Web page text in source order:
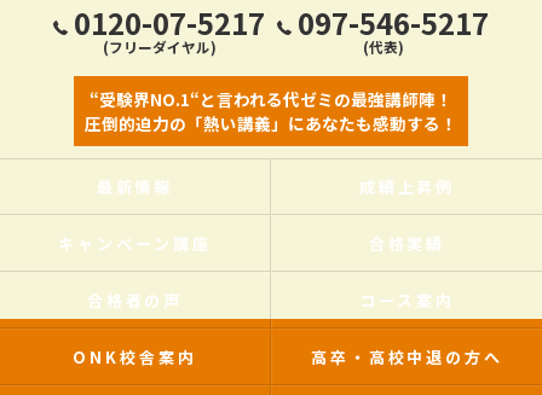
0120-07-5217
(フリーダイヤル)
097-546-5217
(代表)
“受験界NO.1“と言われる代ゼミの最強講師陣！
圧倒的迫力の「熱い講義」にあなたも感動する！
最新情報 成績上昇例
キャンペーン講座 合格実績
合格者の声 コース案内
ONK校舎案内 高卒・高校中退の方へ